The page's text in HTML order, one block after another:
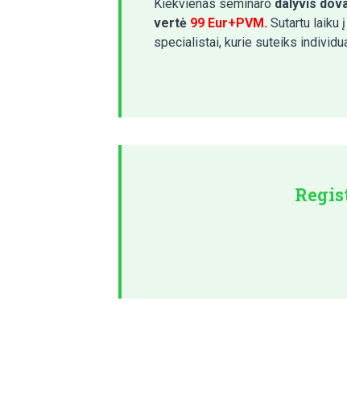
Kiekvienas seminaro dalyvis
vertė 99 Eur+PVM. Sutartu laiku
specialistai, kurie suteiks